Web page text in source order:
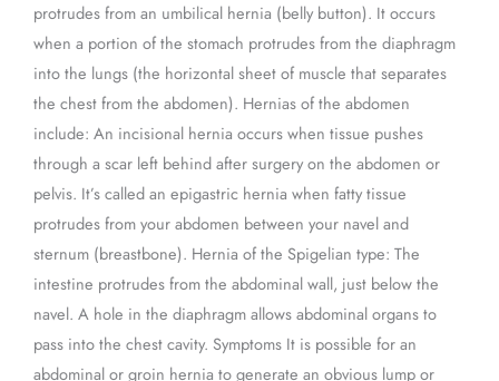
protrudes from an umbilical hernia (belly button). It occurs
when a portion of the stomach protrudes from the diaphragm
into the lungs (the horizontal sheet of muscle that separates
the chest from the abdomen). Hernias of the abdomen
include: An incisional hernia occurs when tissue pushes
through a scar left behind after surgery on the abdomen or
pelvis. It’s called an epigastric hernia when fatty tissue
protrudes from your abdomen between your navel and
sternum (breastbone). Hernia of the Spigelian type: The
intestine protrudes from the abdominal wall, just below the
navel. A hole in the diaphragm allows abdominal organs to
pass into the chest cavity. Symptoms It is possible for an
abdominal or groin hernia to generate an obvious lump or